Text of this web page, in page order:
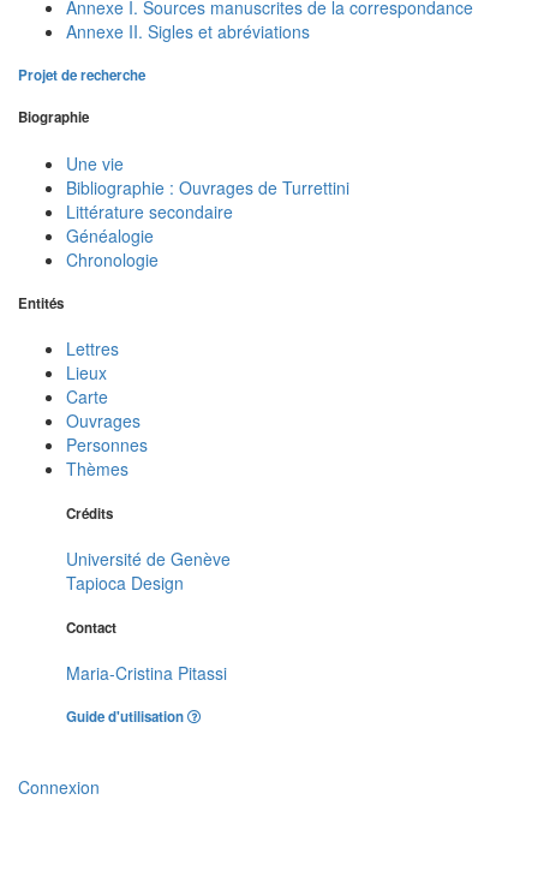
Annexe I. Sources manuscrites de la correspondance
Annexe II. Sigles et abréviations
Projet de recherche
Biographie
Une vie
Bibliographie : Ouvrages de Turrettini
Littérature secondaire
Généalogie
Chronologie
Entités
Lettres
Lieux
Carte
Ouvrages
Personnes
Thèmes
Crédits
Université de Genève
Tapioca Design
Contact
Maria-Cristina Pitassi
Guide d'utilisation
Connexion